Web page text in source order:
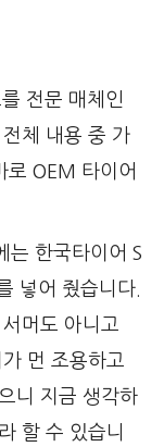
전문 매체인
체 내용 중 가
로 OEM 타이어
는 한국타이어 S
넣어 줬습니다.
머도 아니고
먼 조용하고
니 지금 생각하
할 수 있습니